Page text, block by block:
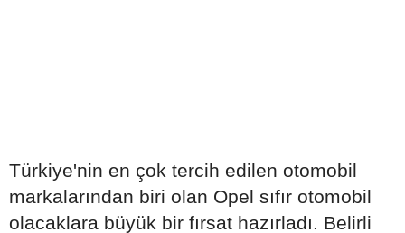
Türkiye'nin en çok tercih edilen otomobil
markalarından biri olan Opel sıfır otomobil
olacaklara büyük bir fırsat hazırladı. Belirli